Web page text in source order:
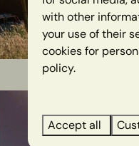
with other
your use of their
cookies for
policy.
Accept all